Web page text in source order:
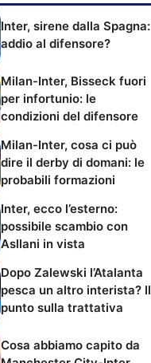
Inter, sirene dalla Spagna:
addio al difensore?
Milan-Inter, Bisseck fuori
per infortunio: le
condizioni del difensore
Milan-Inter, cosa ci può
dire il derby di domani: le
probabili formazioni
Inter, ecco l’esterno:
possibile scambio con
Asllani in vista
Dopo Zalewski l’Atalanta
pesca un altro interista? Il
punto sulla trattativa
Cosa abbiamo capito da